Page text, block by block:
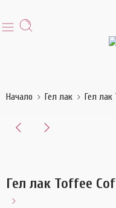
Начало Гел лак Гел
Гел лак Toffee